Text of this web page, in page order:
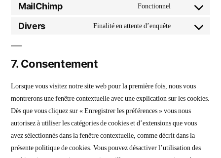
MailChimp Fonctionnel
Divers Finalité en attente d’enquête
7. Consentement
Lorsque vous visitez notre site web pour la première fois, nous vous
montrerons une fenêtre contextuelle avec une explication sur les cookies.
Dès que vous cliquez sur « Enregistrer les préférences » vous nous
autorisez à utiliser les catégories de cookies et d’extensions que vous
avez sélectionnés dans la fenêtre contextuelle, comme décrit dans la
présente politique de cookies. Vous pouvez désactiver l’utilisation des